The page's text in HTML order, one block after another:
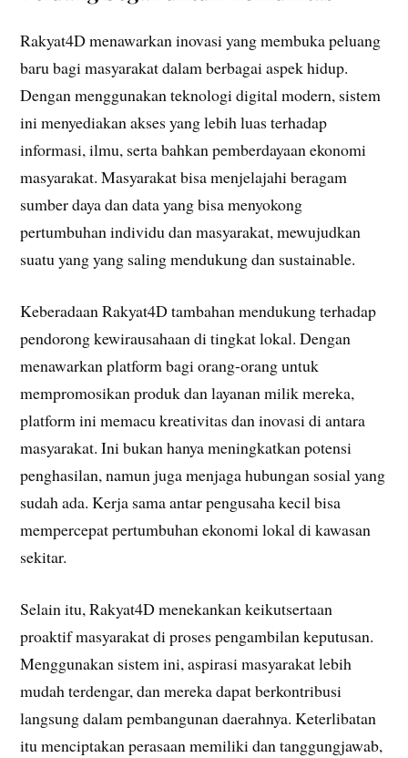
Rakyat4D menawarkan inovasi yang membuka peluang
baru bagi masyarakat dalam berbagai aspek hidup.
Dengan menggunakan teknologi digital modern, sistem
ini menyediakan akses yang lebih luas terhadap
informasi, ilmu, serta bahkan pemberdayaan ekonomi
masyarakat. Masyarakat bisa menjelajahi beragam
sumber daya dan data yang bisa menyokong
pertumbuhan individu dan masyarakat, mewujudkan
suatu yang yang saling mendukung dan sustainable.
Keberadaan Rakyat4D tambahan mendukung terhadap
pendorong kewirausahaan di tingkat lokal. Dengan
menawarkan platform bagi orang-orang untuk
mempromosikan produk dan layanan milik mereka,
platform ini memacu kreativitas dan inovasi di antara
masyarakat. Ini bukan hanya meningkatkan potensi
penghasilan, namun juga menjaga hubungan sosial yang
sudah ada. Kerja sama antar pengusaha kecil bisa
mempercepat pertumbuhan ekonomi lokal di kawasan
sekitar.
Selain itu, Rakyat4D menekankan keikutsertaan
proaktif masyarakat di proses pengambilan keputusan.
Menggunakan sistem ini, aspirasi masyarakat lebih
mudah terdengar, dan mereka dapat berkontribusi
langsung dalam pembangunan daerahnya. Keterlibatan
itu menciptakan perasaan memiliki dan tanggungjawab,